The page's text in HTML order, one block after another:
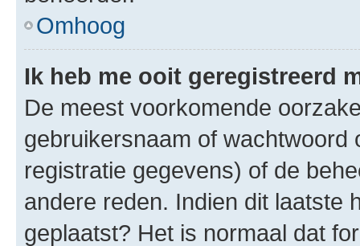
Omhoog
Ik heb me ooit geregistreerd
De meest voorkomende
gebruikersnaam of wachtwoord
registratie gegevens) of de
andere reden. Indien dit laatste
geplaatst? Het is normaal dat